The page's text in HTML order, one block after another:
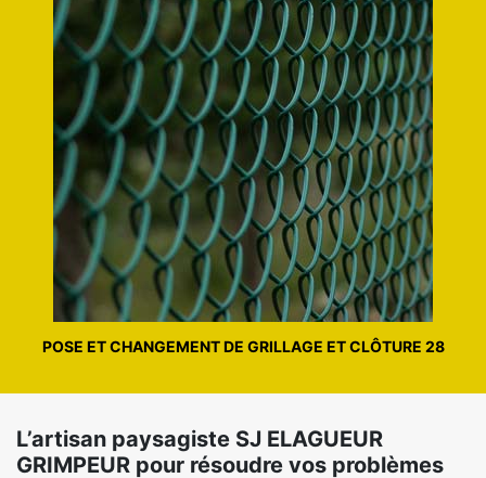
POSE ET CHANGEMENT DE GRILLAGE ET CLÔTURE 28
L’artisan paysagiste SJ ELAGUEUR
GRIMPEUR pour résoudre vos problèmes